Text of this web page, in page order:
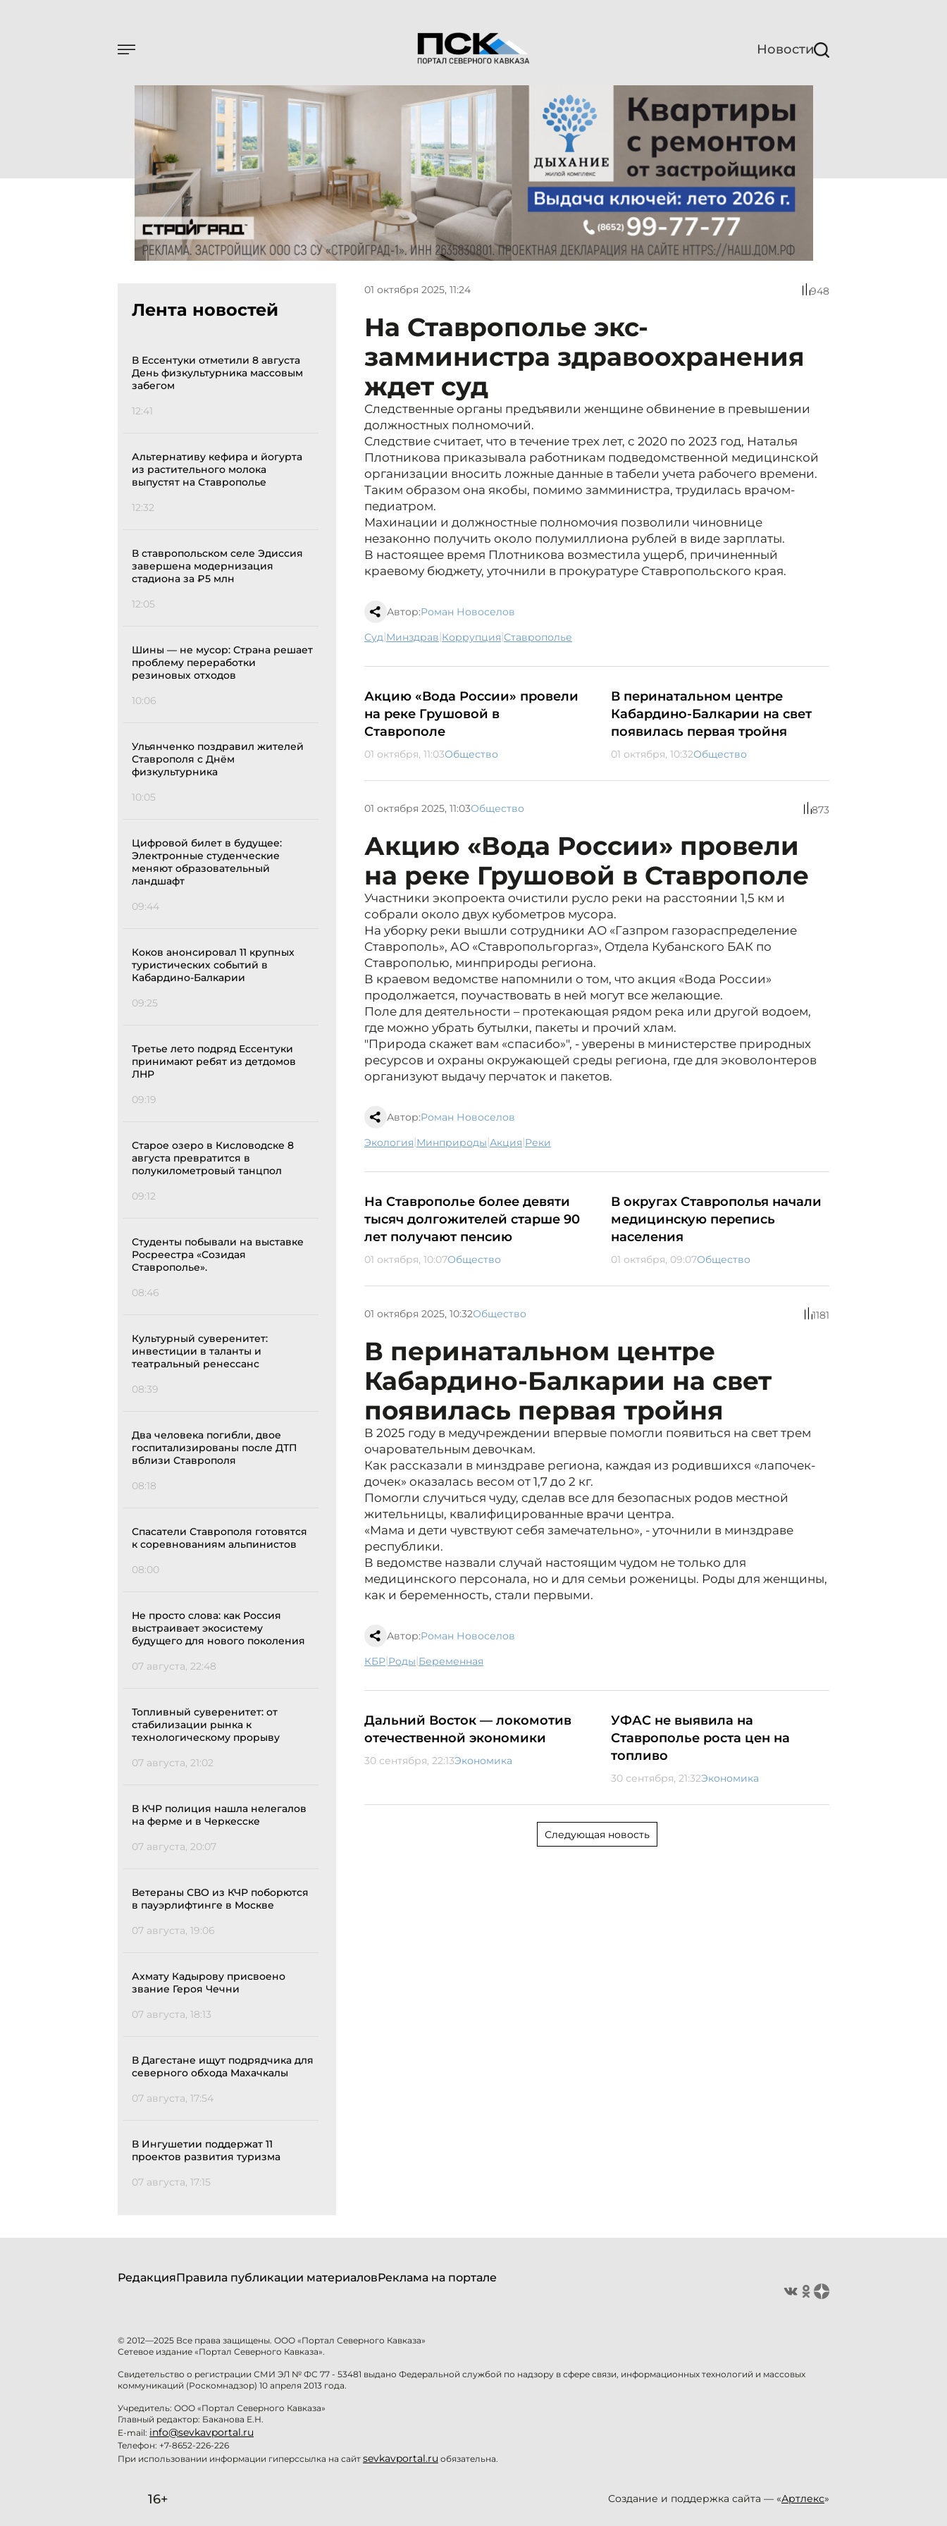
Новости
Лента новостей
В Ессентуки отметили 8 августа
День физкультурника массовым
забегом
12:41
Альтернативу кефира и йогурта
из растительного молока
выпустят на Ставрополье
12:32
В ставропольском селе Эдиссия
завершена модернизация
стадиона за ₽5 млн
12:05
Шины — не мусор: Страна решает
проблему переработки
резиновых отходов
10:06
Ульянченко поздравил жителей
Ставрополя с Днём
физкультурника
10:05
Цифровой билет в будущее:
Электронные студенческие
меняют образовательный
ландшафт
09:44
Коков анонсировал 11 крупных
туристических событий в
Кабардино-Балкарии
09:25
Третье лето подряд Ессентуки
принимают ребят из детдомов
ЛНР
09:19
Старое озеро в Кисловодске 8
августа превратится в
полукилометровый танцпол
09:12
Студенты побывали на выставке
Росреестра «Созидая
Ставрополье».
08:46
Культурный суверенитет:
инвестиции в таланты и
театральный ренессанс
08:39
Два человека погибли, двое
госпитализированы после ДТП
вблизи Ставрополя
08:18
Спасатели Ставрополя готовятся
к соревнованиям альпинистов
08:00
Не просто слова: как Россия
выстраивает экосистему
будущего для нового поколения
07 августа, 22:48
Топливный суверенитет: от
стабилизации рынка к
технологическому прорыву
07 августа, 21:02
В КЧР полиция нашла нелегалов
на ферме и в Черкесске
07 августа, 20:07
Ветераны СВО из КЧР поборются
в пауэрлифтинге в Москве
07 августа, 19:06
Ахмату Кадырову присвоено
звание Героя Чечни
07 августа, 18:13
В Дагестане ищут подрядчика для
северного обхода Махачкалы
07 августа, 17:54
В Ингушетии поддержат 11
проектов развития туризма
07 августа, 17:15
01 октября 2025, 11:24 948
На Ставрополье экс-
замминистра здравоохранения
ждет суд
Следственные органы предъявили женщине обвинение в превышении
должностных полномочий.
Следствие считает, что в течение трех лет, с 2020 по 2023 год, Наталья
Плотникова приказывала работникам подведомственной медицинской
организации вносить ложные данные в табели учета рабочего времени.
Таким образом она якобы, помимо замминистра, трудилась врачом-
педиатром.
Махинации и должностные полномочия позволили чиновнице
незаконно получить около полумиллиона рублей в виде зарплаты.
В настоящее время Плотникова возместила ущерб, причиненный
краевому бюджету, уточнили в прокуратуре Ставропольского края.
Автор:Роман Новоселов
суд| минздрав| коррупция| Ставрополье
Акцию «Вода России» провели
на реке Грушовой в
Ставрополе
01 октября, 11:03Общество
В перинатальном центре
Кабардино-Балкарии на свет
появилась первая тройня
01 октября, 10:32Общество
01 октября 2025, 11:03Общество 873
Акцию «Вода России» провели
на реке Грушовой в Ставрополе
Участники экопроекта очистили русло реки на расстоянии 1,5 км и
собрали около двух кубометров мусора.
На уборку реки вышли сотрудники АО «Газпром газораспределение
Ставрополь», АО «Ставропольгоргаз», Отдела Кубанского БАК по
Ставрополью, минприроды региона.
В краевом ведомстве напомнили о том, что акция «Вода России»
продолжается, поучаствовать в ней могут все желающие.
Поле для деятельности – протекающая рядом река или другой водоем,
где можно убрать бутылки, пакеты и прочий хлам.
"Природа скажет вам «спасибо»", - уверены в министерстве природных
ресурсов и охраны окружающей среды региона, где для эковолонтеров
организуют выдачу перчаток и пакетов.
Автор:Роман Новоселов
экология| минприроды| акция| реки
На Ставрополье более девяти
тысяч долгожителей старше 90
лет получают пенсию
01 октября, 10:07Общество
В округах Ставрополья начали
медицинскую перепись
населения
01 октября, 09:07Общество
01 октября 2025, 10:32Общество 1181
В перинатальном центре
Кабардино-Балкарии на свет
появилась первая тройня
В 2025 году в медучреждении впервые помогли появиться на свет трем
очаровательным девочкам.
Как рассказали в минздраве региона, каждая из родившихся «лапочек-
дочек» оказалась весом от 1,7 до 2 кг.
Помогли случиться чуду, сделав все для безопасных родов местной
жительницы, квалифицированные врачи центра.
«Мама и дети чувствуют себя замечательно», - уточнили в минздраве
республики.
В ведомстве назвали случай настоящим чудом не только для
медицинского персонала, но и для семьи роженицы. Роды для женщины,
как и беременность, стали первыми.
Автор:Роман Новоселов
КБР| роды| беременная
Дальний Восток — локомотив
отечественной экономики
30 сентября, 22:13Экономика
УФАС не выявила на
Ставрополье роста цен на
топливо
30 сентября, 21:32Экономика
Следующая новость
РедакцияПравила публикации материаловРеклама на портале
© 2012—2025 Все права защищены. ООО «Портал Северного Кавказа»
Сетевое издание «Портал Северного Кавказа».
Свидетельство о регистрации СМИ ЭЛ № ФС 77 - 53481 выдано Федеральной службой по надзору в сфере связи, информационных технологий и массовых
коммуникаций (Роскомнадзор) 10 апреля 2013 года.
Учредитель: ООО «Портал Северного Кавказа»
Главный редактор: Баканова Е.Н.
E-mail: info@sevkavportal.ru
Телефон: +7-8652-226-226
При использовании информации гиперссылка на сайт sevkavportal.ru обязательна.
16+ Создание и поддержка сайта — «Артлекс»